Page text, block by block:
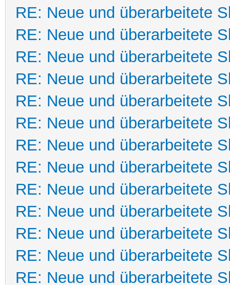
RE: Neue und überarbeitete
RE: Neue und überarbeitete
RE: Neue und überarbeitete
RE: Neue und überarbeitete
RE: Neue und überarbeitete
RE: Neue und überarbeitete
RE: Neue und überarbeitete
RE: Neue und überarbeitete
RE: Neue und überarbeitete
RE: Neue und überarbeitete
RE: Neue und überarbeitete
RE: Neue und überarbeitete
RE: Neue und überarbeitete